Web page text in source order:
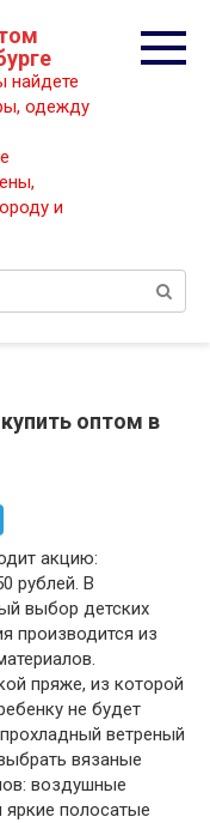
найдете
одежду
и
оптом в
акцию:
рублей. В
выбор детских
производится из
пряже, из которой
не будет
ветреный
вязаные
воздушные
яркие полосатые